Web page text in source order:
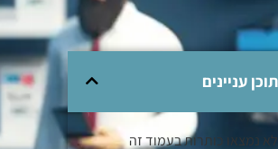
תוכן עניינים
לא נמצאו כותרות בעמוד זה